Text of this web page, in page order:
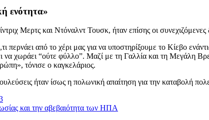
ενότητα»
Μερτς και Ντόναλντ Τουσκ, ήταν επίσης οι
περνάει από το χέρι μας για να υποστηρίξουμε το Κίεβο
χωράει “ούτε φύλλο”. Μαζί με τη Γαλλία και τη Μεγάλη
τόνισε ο καγκελάριος.
ήταν ίσως η πολωνική απαίτηση για την καταβολή
και την αβεβαιότητα των ΗΠΑ